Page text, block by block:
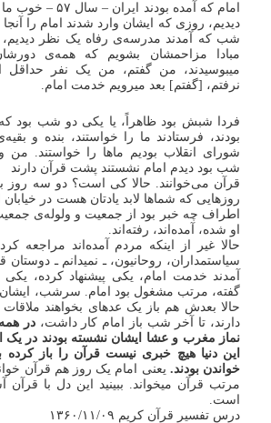
امام که آمده بودند
دیدیم، روزی که ایشان وارد شدند امام را
شب که آمدند مدرسه‌ی رفاه یک نظر دیدیم،
مبادا مزاحمشان بشویم که همه‌ی
میبوسیدند، من گفتم، من یک نفر حداقل
نرفتم، [گفتم] بعد میرویم خدمت امام.
فردا شبش بود ظاهراً، یا یکی دو شب بود
بودند، فرستادند ما را خواستند، بنده و
شورای انقلاب بودیم ماها را خواستند. من
شب بود دیدم امام نشستند پشت قرآن دارند
قرآن می‌خوانند. حالا کی است؟ دو سه روز
روزهایی که شماها لابد یادتان هست در
اطراف چه خبر بود از جمعیت و ولوله‌ی
او شده، آمده‌اند، رفته‌اند.
حالا غیر از اینکه مردم آمده‌اند مراجعه
سیاستمداران، روحانیون، ـ نمیدانم ـ دوستان
آمدند خدمت امام، یکی پیشنهاد کرده،
گفته، مرتب مشغول بود امام. سرشب، ایشان
حالا بعدش هم باز یک عدهای بخواهند ملاقات
دارند، تا آخر شب باز امام کار داشت،در
نماز مغرب و عشا ایشان نشسته بودند در یک
این دنیا هیچ خبری نیست قرآن را باز کرده
خواندن بودند. یعنی امام یک روز هم قرآن
مرتب قرآن میخواند. ببینید این دل با
است.
درس تفسیر قرآن کریم ۱۳۶۰/۱۱/۰۹